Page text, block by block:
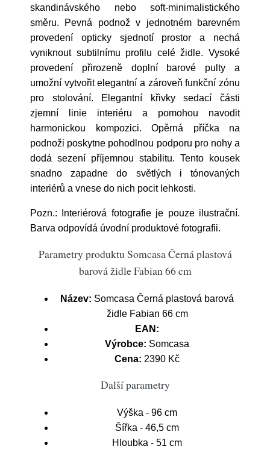
skandinávského nebo soft-minimalistického
směru. Pevná podnož v jednotném barevném
provedení opticky sjednotí prostor a nechá
vyniknout subtilnímu profilu celé židle. Vysoké
provedení přirozeně doplní barové pulty a
umožní vytvořit elegantní a zároveň funkční zónu
pro stolování. Elegantní křivky sedací části
zjemní linie interiéru a pomohou navodit
harmonickou kompozici. Opěrná příčka na
podnoži poskytne pohodlnou podporu pro nohy a
dodá sezení příjemnou stabilitu. Tento kousek
snadno zapadne do světlých i tónovaných
interiérů a vnese do nich pocit lehkosti.
Pozn.: Interiérová fotografie je pouze ilustrační.
Barva odpovídá úvodní produktové fotografii.
Parametry produktu Somcasa Černá plastová
barová židle Fabian 66 cm
Název: Somcasa Černá plastová barová
židle Fabian 66 cm
EAN:
Výrobce: Somcasa
Cena: 2390 Kč
Další parametry
Výška - 96 cm
Šířka - 46,5 cm
Hloubka - 51 cm